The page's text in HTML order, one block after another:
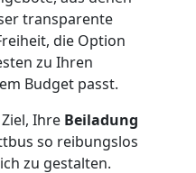
transparente
die Option
zu Ihren
Budget passt.
Ihre Beiladung
so reibungslos
zu gestalten.